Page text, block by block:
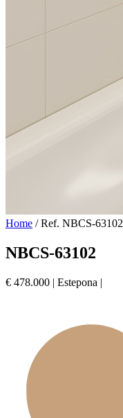
Home / Ref. NBCS-63102
NBCS-63102
€ 478.000 | Estepona |